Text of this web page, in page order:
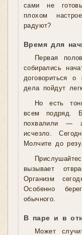
сами не
плохом
радуют?
Время для
Первая
собирались
договориться
дела пойдут
Но есть
всем подряд.
похвалили —
исчезло.
Молчите до
вызывает
Организм
Особенно
обычного.
В паре и в
Может